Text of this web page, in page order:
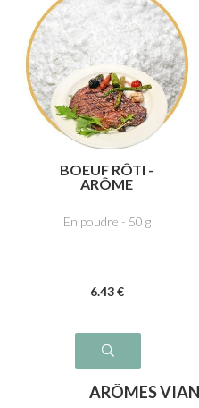
BOEUF RÔTI -
ARÔME
En poudre - 50 g
6.43 €
ARÔMES